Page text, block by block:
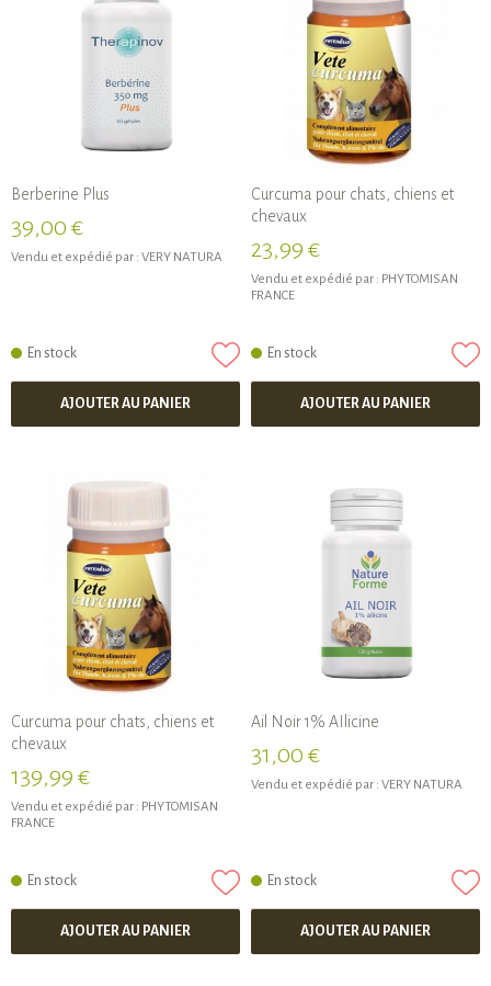
Berberine Plus
39,00 €
Vendu et expédié par : VERY NATURA
En stock
AJOUTER AU PANIER
Curcuma pour chats, chiens et
chevaux
23,99 €
Vendu et expédié par : PHYTOMISAN
FRANCE
En stock
AJOUTER AU PANIER
Curcuma pour chats, chiens et
chevaux
139,99 €
Vendu et expédié par : PHYTOMISAN
FRANCE
En stock
AJOUTER AU PANIER
Ail Noir 1% AIlicine
31,00 €
Vendu et expédié par : VERY NATURA
En stock
AJOUTER AU PANIER